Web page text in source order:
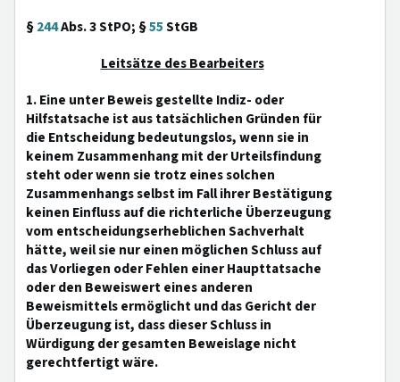
§244Abs. 3 StPO; §55StGB
Leitsätze des Bearbeiters
1. Eine unter Beweis gestellte Indiz- oder
Hilfstatsache ist aus tatsächlichen Gründen für
die Entscheidung bedeutungslos, wenn sie in
keinem Zusammenhang mit der Urteilsfindung
steht oder wenn sie trotz eines solchen
Zusammenhangs selbst im Fall ihrer Bestätigung
keinen Einfluss auf die richterliche Überzeugung
vom entscheidungserheblichen Sachverhalt
hätte, weil sie nur einen möglichen Schluss auf
das Vorliegen oder Fehlen einer Haupttatsache
oder den Beweiswert eines anderen
Beweismittels ermöglicht und das Gericht der
Überzeugung ist, dass dieser Schluss in
Würdigung der gesamten Beweislage nicht
gerechtfertigt wäre.